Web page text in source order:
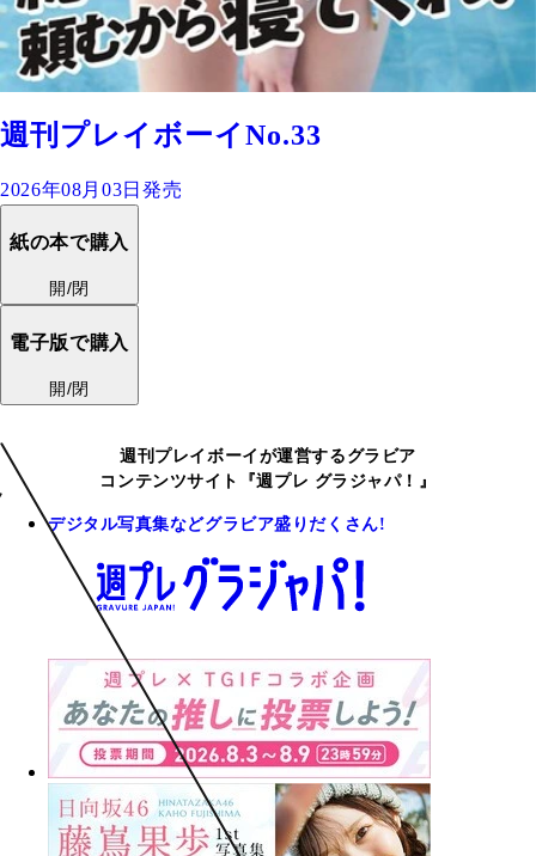
週刊プレイボーイNo.33
2026年08月03日発売
紙の本で購入
開/閉
電子版で購入
開/閉
週刊プレイボーイが運営するグラビア
コンテンツサイト『週プレ グラジャパ！』
デジタル写真集などグラビア盛りだくさん!